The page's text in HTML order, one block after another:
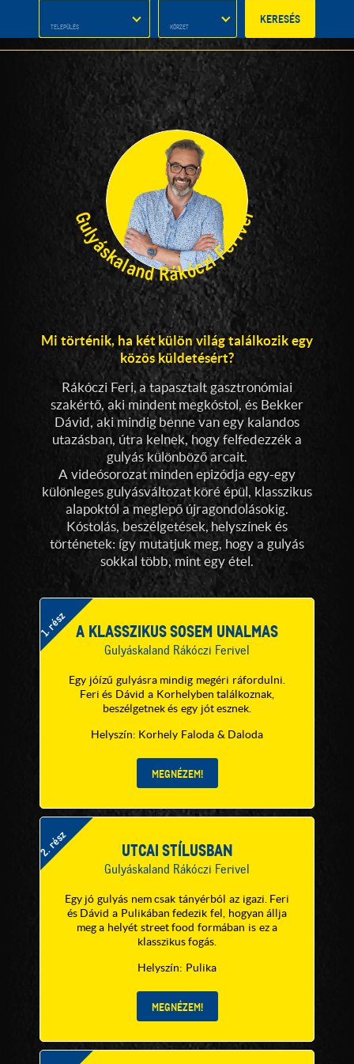
KERESÉS
Image may be subject to copyright 100 km
Gulyáskaland Rákóczi Ferivel
Mi történik, ha két külön világ találkozik egy
közös küldetésért?
Rákóczi Feri, a tapasztalt gasztronómiai
szakértő, aki mindent megkóstol, és Bekker
Dávid, aki mindig benne van egy kalandos
utazásban, útra kelnek, hogy felfedezzék a
gulyás különböző arcait.
A videósorozat minden epizódja egy-egy
különleges gulyásváltozat köré épül, klasszikus
alapoktól a meglepő újragondolásokig.
Kóstolás, beszélgetések, helyszínek és
történetek: így mutatjuk meg, hogy a gulyás
sokkal több, mint egy étel.
1. rész A KLASSZIKUS SOSEM UNALMAS
Gulyáskaland Rákóczi Ferivel
Egy jóízű gulyásra mindig megéri ráfordulni.
Feri és Dávid a Korhelyben találkoznak,
beszélgetnek és egy jót esznek.
Helyszín: Korhely Faloda & Daloda
2. rész UTCAI STÍLUSBAN
Gulyáskaland Rákóczi Ferivel
Egy jó gulyás nem csak tányérból az igazi. Feri
és Dávid a Pulikában fedezik fel, hogyan állja
meg a helyét street food formában is ez a
klasszikus fogás.
Helyszín: Pulika